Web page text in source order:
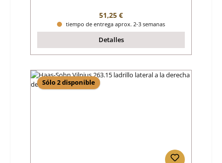
Precio normal:
51,25 €
tiempo de entrega aprox. 2-3 semanas
Detalles
Sólo 2 disponible